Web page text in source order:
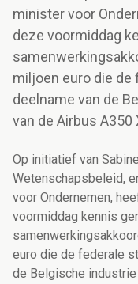
minister voor
deze voormiddag
miljoen euro die de
deelname van de
van de Airbus A350
Op initiatief van
Wetenschapsbeleid,
voor Ondernemen,
voormiddag kennis
euro die de federale
de Belgische